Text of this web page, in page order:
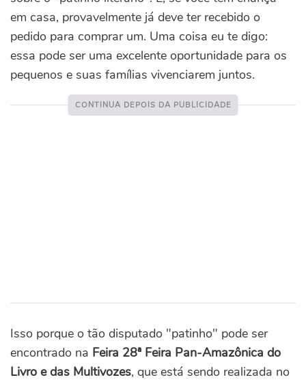
em casa, provavelmente já deve ter recebido o
pedido para comprar um. Uma coisa eu te digo:
essa pode ser uma excelente oportunidade para os
pequenos e suas famílias vivenciarem juntos.
Isso porque o tão disputado "patinho" pode ser
encontrado na Feira 28ª Feira Pan-Amazônica do
Livro e das Multivozes, que está sendo realizada no